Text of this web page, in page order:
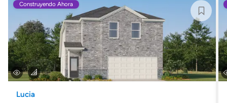
Construyendo Ahora
Lucia